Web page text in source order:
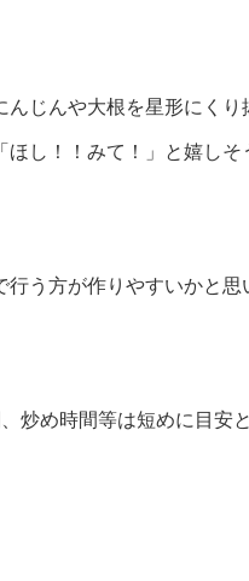
じんや大根を星形にくり
し！！みて！」と嬉し
う方が作りやすいかと思
炒め時間等は短めに目安